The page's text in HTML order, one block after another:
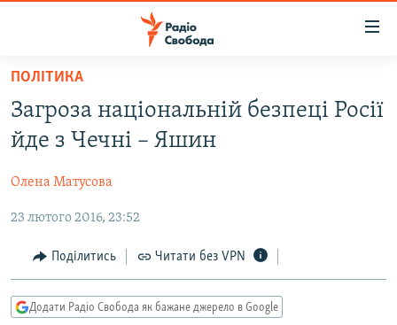
Перейти
основного
матеріалу
до
навігації
Перейти
пошуку
ВСЕ ЗА ДОБУ
ПОЛІТИКА
ЕКОНОМІКА
СУСПІЛЬСТВО
СПОРТ
ВІЙНА
РОСІЙСЬКА «ФІЛЬТРАЦІЯ»
ДОНБАС.РЕАЛІЇ
КРИМ.РЕАЛІЇ
ТИ ЯК?
ПОЛІТИКА
Загроза національній безпеці Росії
йде з Чечні – Яшин
Олена Матусова
23 лютого 2016, 23:52
Поділитись Читати без VPN
Додати Радіо Свобода як бажане джерело в Google